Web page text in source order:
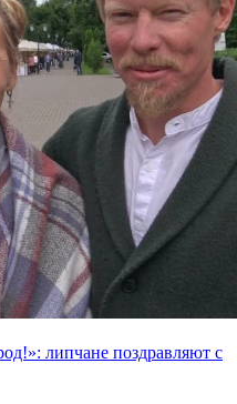
липчане поздравляют с